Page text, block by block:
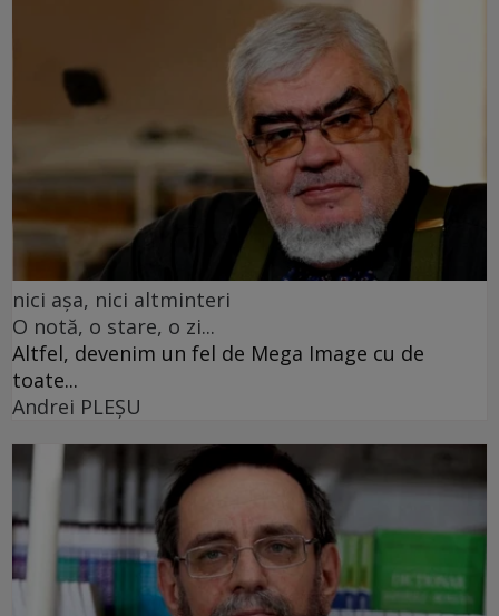
nici așa, nici altminteri
O notă, o stare, o zi...
Altfel, devenim un fel de Mega Image cu de
toate...
Andrei PLEŞU